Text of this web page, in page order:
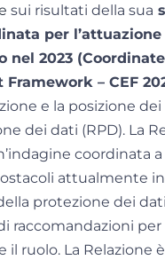
sui risultati della sua
per l’attuazione
nel 2023
– CEF
e la posizione
dei dati (RPD). La
coordinata a
attualmente
protezione dei
raccomandazioni per
ruolo. La Relazione